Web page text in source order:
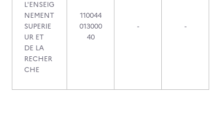
L'ENSEIG
NEMENT
SUPERIE
UR ET
DE LA
RECHER
CHE
110044
013000
40
- -